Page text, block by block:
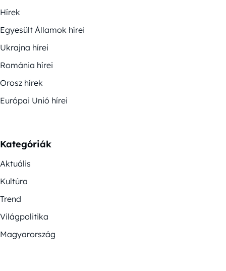
Hírek
Egyesült Államok hírei
Ukrajna hírei
Románia hírei
Orosz hírek
Európai Unió hírei
Kategóriák
Aktuális
Kultúra
Trend
Világpolitika
Magyarország